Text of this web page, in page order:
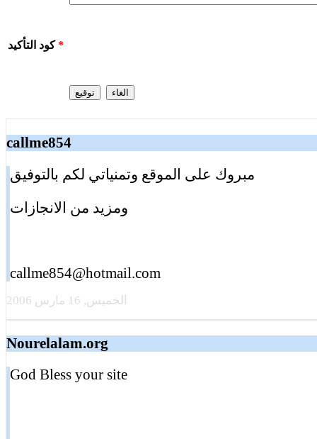
كود التأكيد*
callme854
مبروك على الموقع وتمنياتي لكم بالتوفيق
ومزيد من الانجازات
callme854@hotmail.com
الخميس, 16 مارس 2006
Nourelalam.org
God Bless your site